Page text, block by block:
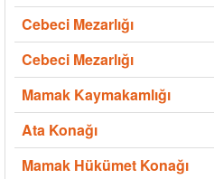
Cebeci Mezarlığı
Cebeci Mezarlığı
Mamak Kaymakamlığı
Ata Konağı
Mamak Hükümet Konağı